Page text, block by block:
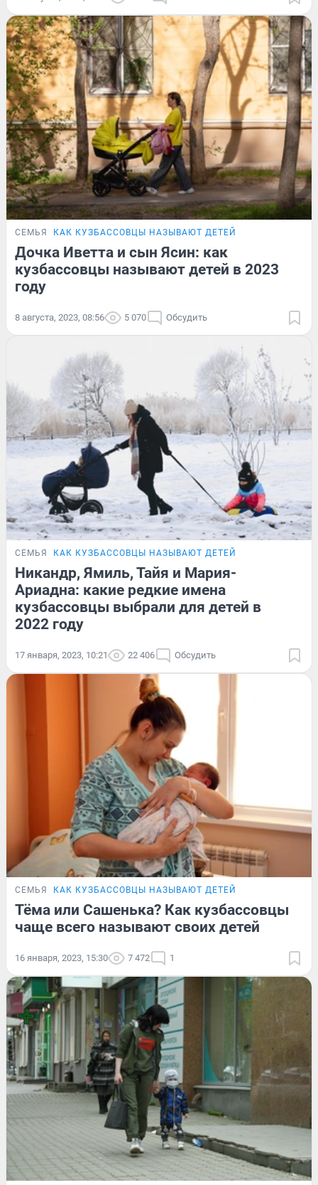
СЕМЬЯ КАК КУЗБАССОВЦЫ НАЗЫВАЮТ ДЕТЕЙ
Дочка Иветта и сын Ясин: как
кузбассовцы называют детей в 2023
году
8 августа, 2023, 08:56 5 070 Обсудить
СЕМЬЯ КАК КУЗБАССОВЦЫ НАЗЫВАЮТ ДЕТЕЙ
Никандр, Ямиль, Тайя и Мария-
Ариадна: какие редкие имена
кузбассовцы выбрали для детей в
2022 году
17 января, 2023, 10:21 22 406 Обсудить
СЕМЬЯ КАК КУЗБАССОВЦЫ НАЗЫВАЮТ ДЕТЕЙ
Тёма или Сашенька? Как кузбассовцы
чаще всего называют своих детей
16 января, 2023, 15:30 7 472 1